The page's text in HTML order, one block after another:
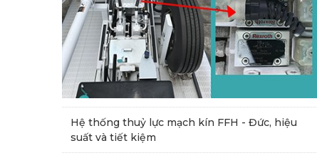
Hệ thống thuỷ lực mạch kín FFH - Đức, hiệu
suất và tiết kiệm